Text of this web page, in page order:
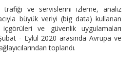
trafiği ve servislerini izleme, analiz
büyük veriyi (big data) kullanan
ve güvenlik uygulamaları
- Eylül 2020 arasında Avrupa ve
toplandı.